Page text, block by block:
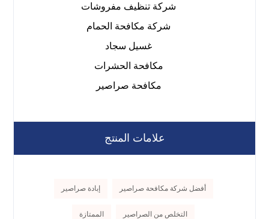
شركة تنظيف مفروشات
شركة مكافحة الحمام
غسيل سجاد
مكافحة الحشرات
مكافحة صراصير
علامات المنتج
أفضل شركة مكافحة صراصير إبادة صراصير
التخلص من الصراصير الممتازة